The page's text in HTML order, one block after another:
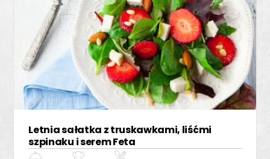
Letnia sałatka z truskawkami, liśćmi
szpinaku i serem Feta